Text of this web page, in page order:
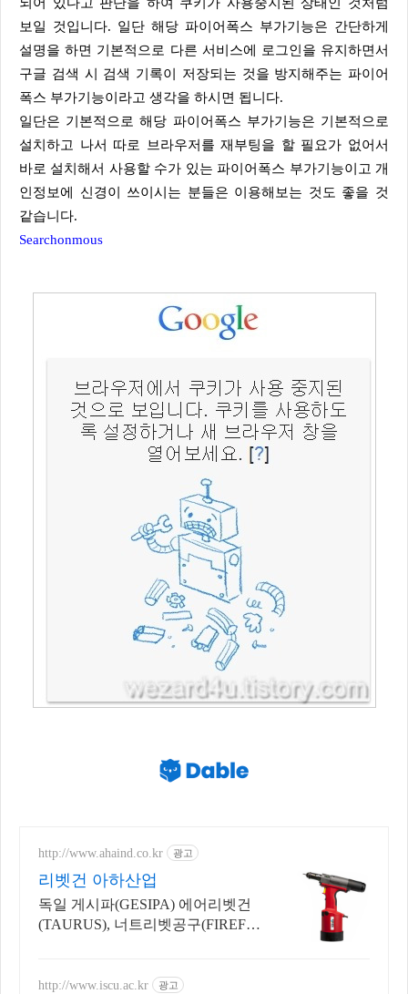
보일 것입니다. 일단 해당 파이어폭스 부가기능은 간단하게
설명을 하면 기본적으로 다른 서비스에 로그인을 유지하면서
구글 검색 시 검색 기록이 저장되는 것을 방지해주는 파이어
폭스 부가기능이라고 생각을 하시면 됩니다.
일단은 기본적으로 해당 파이어폭스 부가기능은 기본적으로
설치하고 나서 따로 브라우저를 재부팅을 할 필요가 없어서
바로 설치해서 사용할 수가 있는 파이어폭스 부가기능이고 개
인정보에 신경이 쓰이시는 분들은 이용해보는 것도 좋을 것
같습니다.
Searchonmous
http://www.ahaind.co.kr 광고
리벳건 아하산업
독일 게시파(GESIPA) 에어리벳건
(TAURUS), 너트리벳공구(FIREFO
http://www.iscu.ac.kr 광고